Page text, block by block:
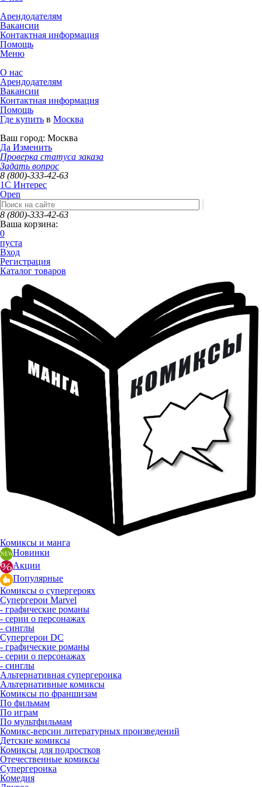
Арендодателям
Вакансии
Контактная информация
Помощь
Меню
О нас
Арендодателям
Вакансии
Контактная информация
Помощь
Где купить в Москва
Ваш город: Москва
Да Изменить
Проверка статуса заказа
Задать вопрос
8 (800)-333-42-63
1C Интерес
Open
8 (800)-333-42-63
Ваша корзина:
0
пуста
Вход
Регистрация
Каталог товаров
Комиксы и манга
Новинки
Акции
Популярные
Комиксы о супергероях
Супергерои Marvel
- графические романы
- серии о персонажах
- синглы
Супергерои DC
- графические романы
- серии о персонажах
- синглы
Альтернативная супергероика
Альтернативные комиксы
Комиксы по франшизам
По фильмам
По играм
По мультфильмам
Комикс-версии литературных произведений
Детские комиксы
Комиксы для подростков
Отечественные комиксы
Супергероика
Комедия